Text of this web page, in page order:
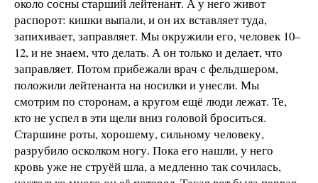
распорот: кишки выпали, и он их вставляет туда,
запихивает, заправляет. Мы окружили его, человек 10–
12, и не знаем, что делать. А он только и делает, что
заправляет. Потом прибежали врач с фельдшером,
положили лейтенанта на носилки и унесли. Мы
смотрим по сторонам, а кругом ещё люди лежат. Те,
кто не успел в эти щели вниз головой броситься.
Старшине роты, хорошему, сильному человеку,
разрубило осколком ногу. Пока его нашли, у него
кровь уже не струёй шла, а медленно так сочилась,